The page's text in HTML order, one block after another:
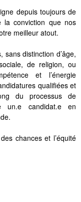
depuis toujours de
la conviction que nos
meilleur atout.
sans distinction d’âge,
de religion, ou
et l’énergie
qualifiées et
du processus de
un.e candidat.e en
chances et l’équité